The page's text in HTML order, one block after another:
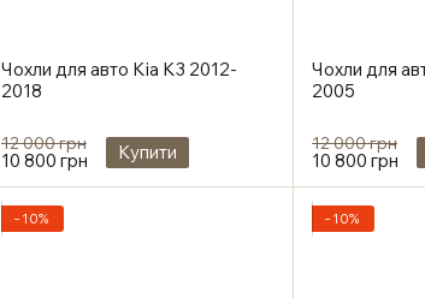
Чохли для авто Kia K3 2012-
2018
12 000 грн
10 800 грн Купити
Чохли для
2005
12 000 грн
10 800 грн
−10% −10%